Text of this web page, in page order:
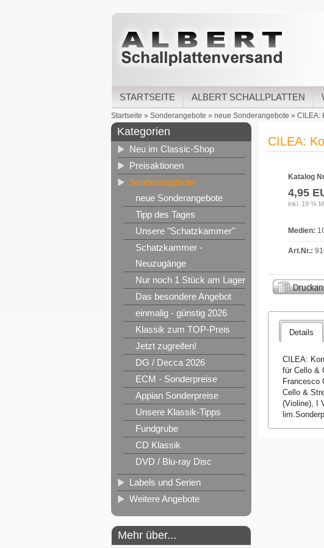
STARTSEITE ALBERT SCHALLPLATTEN
Startseite » Sonderangebote » neue Sonderangebote » CILEA:
Kategorien
Neu im Classic-Shop
Preisaktionen
Sonderangebote
neue Sonderangebote
Tipp des Tages
Unsere "Schatzkammer"
Schatzkammer -
Neuzugänge
Nur noch 1 Stück am Lager
Das besondere Angebot
einmalig - günstig 2026
Klassik zum TOP-Preis
Jetzt zugreifen!
DG / Decca 2026
ECM - Sonderpreise
Appian Sonderpreise
Unsere Klassik-Tipps
Fundgrube
CD Klassik
DVD / Blu-ray Disc
Labels und Serien
Weitere Angebote
Mehr über...
CILEA:
Katalog
4,95
inkl. 19 %
Medien:
Art.Nr.:
Details
CILEA:
für Cello &
Francesco
Cello &
(Violine), I